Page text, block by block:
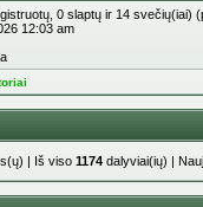
0 slaptų ir 14 svečių(iai)
12:03 am
| Iš viso 1174 dalyviai(ių) |